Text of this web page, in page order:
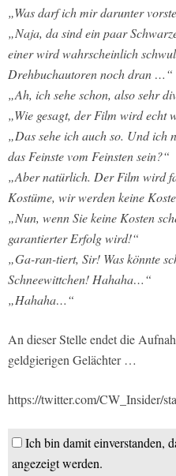
„Was darf ich mir darunter
„Naja, da sind ein paar
einer wird wahrscheinlich
Drehbuchautoren noch dran …“
„Ah, ich sehe schon, also sehr
„Wie gesagt, der Film wird echt
„Das sehe ich auch so. Und ich
das Feinste vom Feinsten sein?“
„Aber natürlich. Der Film wird
Kostüme, wir werden keine
„Nun, wenn Sie keine Kosten
garantierter Erfolg wird!“
„Ga-ran-tiert, Sir! Was könnte
Schneewittchen! Hahaha…“
„Hahaha…“
An dieser Stelle endet die
geldgierigen Gelächter …
https://twitter.com/CW_Insider/
Ich bin damit einverstanden,
angezeigt werden.